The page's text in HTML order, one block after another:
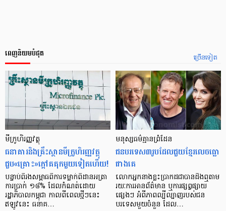
ច្រើនទៀត
ពេញនិយមបំផុត
មីក្រូ​ហិរញ្ញវត្ថុ
ធនាគារ​និង​គ្រឹះស្ថាន​មីក្រូ​ហិរញ្ញវត្ថុ​
ជួប«គ្រោះ»ក្តៅ​គគុក​មួយ​ទៀត​ហើយ!
បន្ទាប់​ពី​រង​សម្ពាធ​​ពី​ការ​ទម្លាក់​ពិដាន​អត្រា​
ការ​ប្រាក់ ១៨​% ដែល​កំណត់​ដោយ​
រដ្ឋាភិបាល​កម្ពុជា កាល​ពី​ពេល​ថ្មីៗ​នេះ
ឥឡូវ​នេះ ធនាគ…
មនុស្ស​ធម៌​គ្មាន​ព្រំដែន
ជន​បរទេស​៣​រូប​ដែល​ជួយ​ខ្មែរ​លេច​ធ្លោ​
ជាង​គេ
លោកអ្នក​នាង​ខ្លះ​ប្រាកដ​ជា​បាន​​ដឹង​ឮ​តាម​
រយៈ​ការ​អាន​ព័ត៌មាន ឬ​ការ​ផ្សព្វផ្សាយ​
ផ្សេងៗ អំពី​ភាព​ល្បីល្បាញ​របស់​ជន​
បរទេស​មួយ​ចំនួន ដែល…